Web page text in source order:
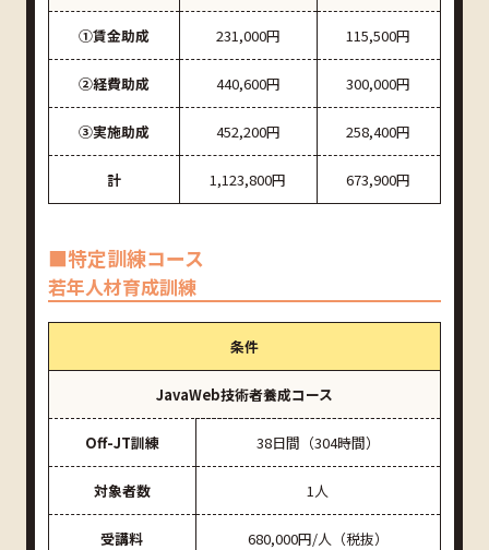
①賃金助成 231,000円 115,500円
②経費助成 440,600円 300,000円
③実施助成 452,200円 258,400円
計 1,123,800円 673,900円
■特定訓練コース
若年人材育成訓練
条件
JavaWeb技術者養成コース
Off-JT訓練 38日間（304時間）
対象者数 1人
受講料 680,000円/人（税抜）